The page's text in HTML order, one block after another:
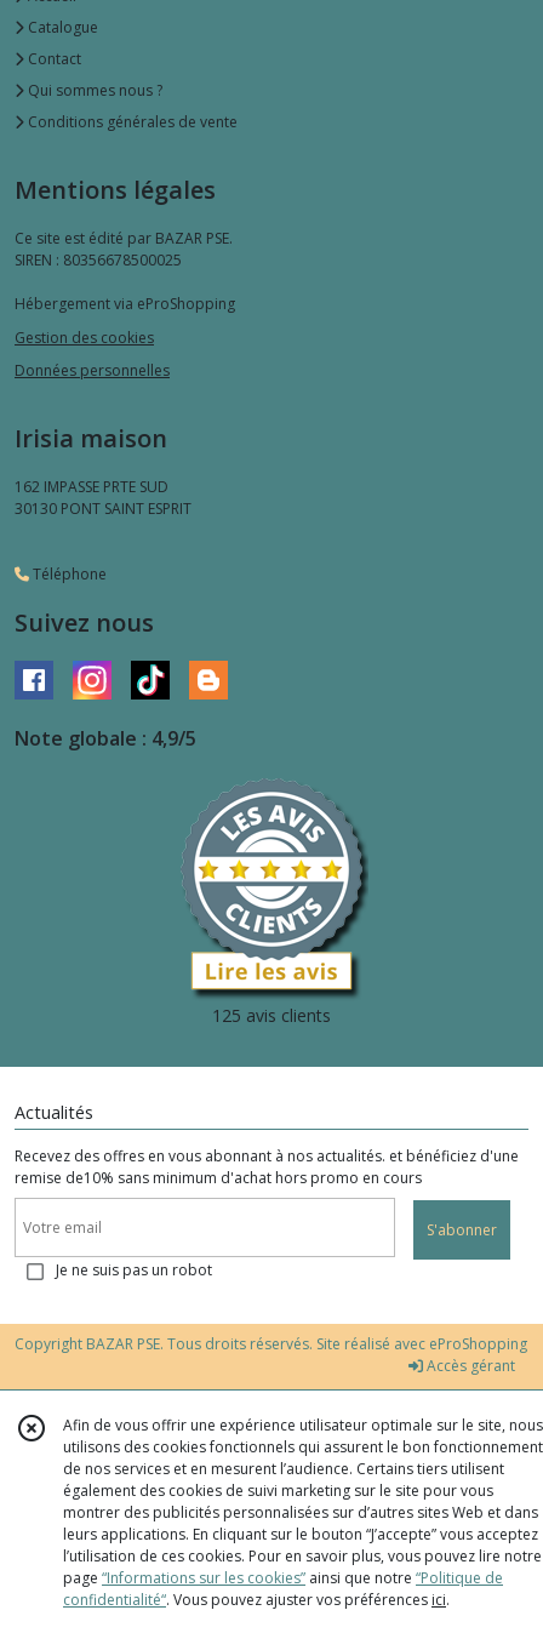
Catalogue
Contact
Qui sommes nous ?
Conditions générales de vente
Mentions légales
Ce site est édité par BAZAR PSE.
SIREN : 80356678500025
Hébergement via eProShopping
Gestion des cookies
Données personnelles
Irisia maison
162 IMPASSE PRTE SUD
30130 PONT SAINT ESPRIT
Téléphone
Suivez nous
Note globale : 4,9/5
125 avis clients
Actualités
Recevez des offres en vous abonnant à nos actualités. et bénéficiez d'une
remise de10% sans minimum d'achat hors promo en cours
S'abonner
Je ne suis pas un robot
Copyright BAZAR PSE. Tous droits réservés. Site réalisé avec eProShopping
Accès gérant
Afin de vous offrir une expérience utilisateur optimale sur le site, nous
utilisons des cookies fonctionnels qui assurent le bon fonctionnement
de nos services et en mesurent l’audience. Certains tiers utilisent
également des cookies de suivi marketing sur le site pour vous
montrer des publicités personnalisées sur d’autres sites Web et dans
leurs applications. En cliquant sur le bouton “J’accepte” vous acceptez
l’utilisation de ces cookies. Pour en savoir plus, vous pouvez lire notre
page “Informations sur les cookies” ainsi que notre “Politique de
confidentialité“. Vous pouvez ajuster vos préférences ici.